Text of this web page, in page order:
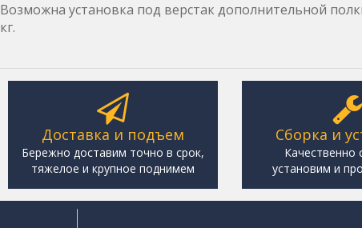
Возможна установка под верстак дополнительной
кг.
Доставка и подъем
Бережно доставим точно в срок,
тяжелое и крупное поднимем
Сборка и
Качественно
установим и